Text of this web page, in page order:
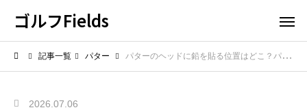
ゴルフFields
記事一覧 パター パターのヘッドに鉛を貼る位置はどこ？パターの操作性を高める裏ワザ
2026.07.06